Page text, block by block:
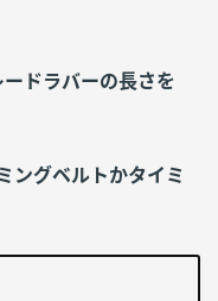
ードラバーの長さを
ングベルトかタイミ